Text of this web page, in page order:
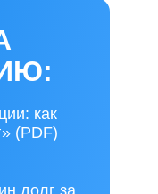
как
(PDF)
долг за